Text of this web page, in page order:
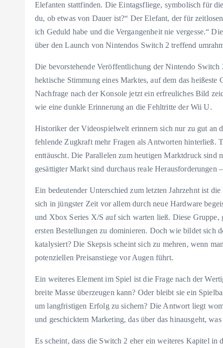
Elefanten stattfinden. Die Eintagsfliege, symbolisch für
du, ob etwas von Dauer ist?“ Der Elefant, der für
ich Geduld habe und die Vergangenheit nie vergesse.“
über den Launch von Nintendos Switch 2 treffend
Die bevorstehende Veröffentlichung der Nintendo
hektische Stimmung eines Marktes, auf dem das
Nachfrage nach der Konsole jetzt ein erfreuliches Bild
wie eine dunkle Erinnerung an die Fehltritte der Wii U.
Historiker der Videospielwelt erinnern sich nur zu gut an
fehlende Zugkraft mehr Fragen als Antworten hinterließ.
enttäuscht. Die Parallelen zum heutigen Marktdruck
gesättigter Markt sind durchaus reale
Ein bedeutender Unterschied zum letzten Jahrzehnt ist
sich in jüngster Zeit vor allem durch neue Hardware
und Xbox Series X/S auf sich warten ließ. Diese
ersten Bestellungen zu dominieren. Doch wie bildet sich
katalysiert? Die Skepsis scheint sich zu mehren, wenn
potenziellen Preisanstiege vor Augen führt.
Ein weiteres Element im Spiel ist die Frage nach der
breite Masse überzeugen kann? Oder bleibt sie ein
um langfristigen Erfolg zu sichern? Die Antwort liegt
und geschicktem Marketing, das über das hinausgeht,
Es scheint, dass die Switch 2 eher ein weiteres Kapitel